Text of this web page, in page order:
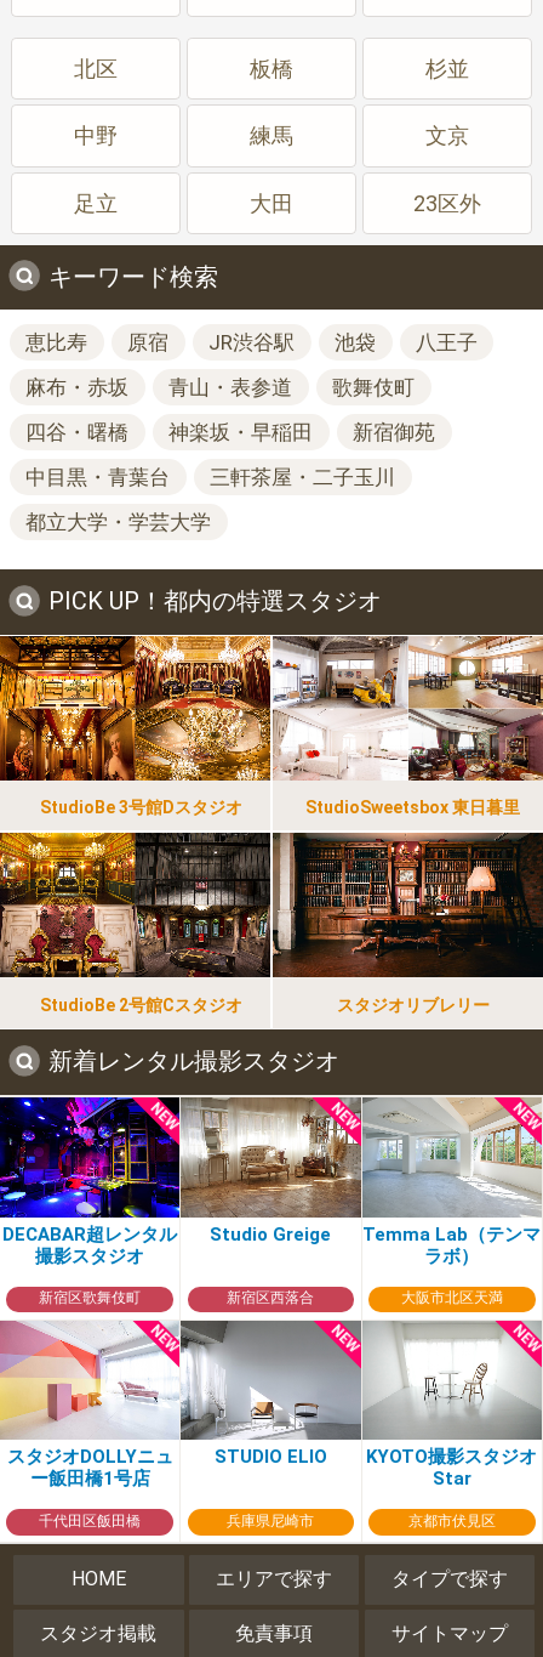
北区 板橋 杉並
中野 練馬 文京
足立 大田 23区外
キーワード検索
恵比寿 原宿 JR渋谷駅 池袋
八王子
麻布・赤坂
青山・表参道
歌舞伎町
四谷・曙橋
神楽坂・早稲田
新宿御苑
中目黒・青葉台
三軒茶屋・二子玉川
都立大学・学芸大学
PICK UP！都内の特選スタジオ
StudioBe 3号館Dスタジオ StudioSweetsbox 東日暮里
StudioBe 2号館Cスタジオ スタジオリブレリー
新着レンタル撮影スタジオ
DECABAR超レンタル
撮影スタジオ
新宿区歌舞伎町
Studio Greige
新宿区西落合
Temma Lab（テンマ
ラボ）
大阪市北区天満
スタジオDOLLYニュ
ー飯田橋1号店
千代田区飯田橋
STUDIO ELIO
兵庫県尼崎市
KYOTO撮影スタジオ
Star
京都市伏見区
HOME エリアで探す タイプで探す
スタジオ掲載 免責事項 サイトマップ